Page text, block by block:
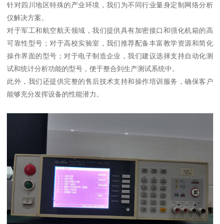
针对四川地区特殊的产业环境，我们为不同行业量身定制网络分析
仪解决方案。
对于军工和航空航天领域，我们提供具有加密接口和强化机箱的高
可靠性型号；对于高校实验室，我们推荐配备丰富教学资源和简化
操作界面的型号；对于电子制造企业，我们建议选择支持自动化测
试和统计分析功能的型号，便于整合到生产测试系统中。
此外，我们还提供完整的售后技术支持和操作培训服务，确保客户
能够充分发挥设备的性能潜力。